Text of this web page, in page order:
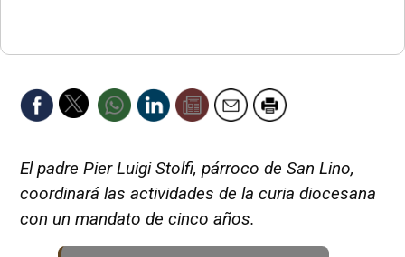
El padre Pier Luigi Stolfi, párroco de San Lino,
coordinará las actividades de la curia diocesana
con un mandato de cinco años.